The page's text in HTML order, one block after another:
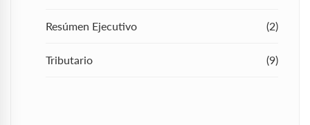
Resúmen Ejecutivo (2)
Tributario (9)